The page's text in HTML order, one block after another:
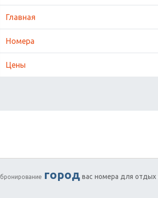
Главная
Номера
Цены
бронирование город вас номера для отдых